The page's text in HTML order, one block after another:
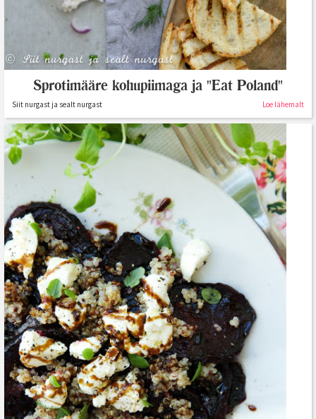
Sprotimääre kohupiimaga ja "Eat Poland"
Siit nurgast ja sealt nurgast Loe lähemalt